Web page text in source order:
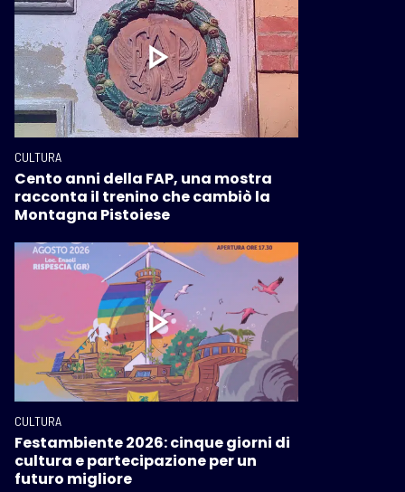
CULTURA
Cento anni della FAP, una mostra
racconta il trenino che cambiò la
Montagna Pistoiese
CULTURA
Festambiente 2026: cinque giorni di
cultura e partecipazione per un
futuro migliore